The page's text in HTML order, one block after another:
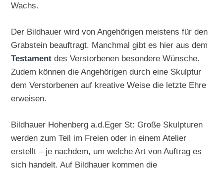
Wachs.
Der Bildhauer wird von Angehörigen meistens für den
Grabstein beauftragt. Manchmal gibt es hier aus dem
Testament des Verstorbenen besondere Wünsche.
Zudem können die Angehörigen durch eine Skulptur
dem Verstorbenen auf kreative Weise die letzte Ehre
erweisen.
Bildhauer Hohenberg a.d.Eger St: Große Skulpturen
werden zum Teil im Freien oder in einem Atelier
erstellt – je nachdem, um welche Art von Auftrag es
sich handelt. Auf Bildhauer kommen die